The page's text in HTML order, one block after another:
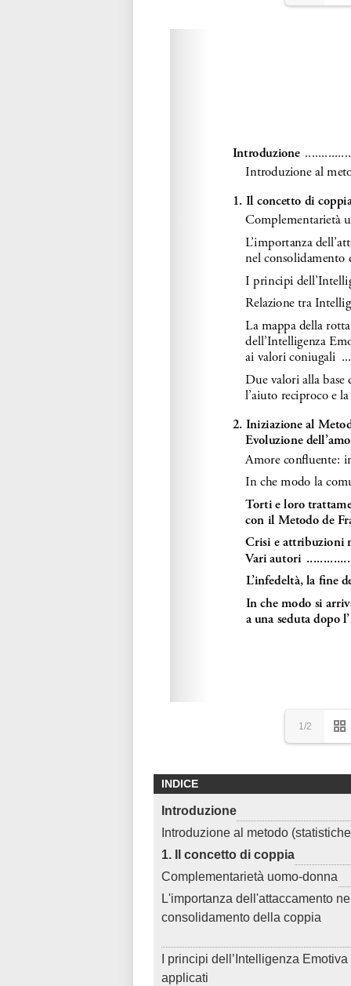
1/2
INDICE
Introduzione
Introduzione al metodo
1. Il concetto di coppia
Complementarietà uomo-donna
L'importanza dell'attaccamento
consolidamento della coppia
I principi dell’Intelligenza Emotiva
applicati